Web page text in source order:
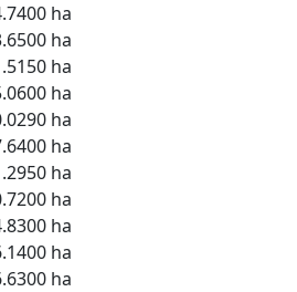
ha
ha
ha
ha
ha
ha
ha
ha
ha
ha
ha